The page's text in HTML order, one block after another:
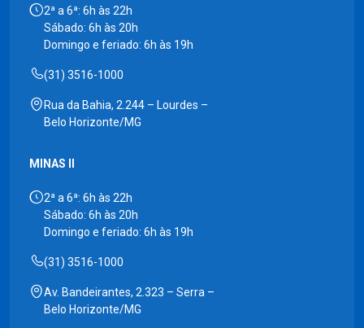
2ª a 6ª: 6h às 22h
Sábado: 6h às 20h
Domingo e feriado: 6h às 19h
(31) 3516-1000
Rua da Bahia, 2.244 – Lourdes –
Belo Horizonte/MG
MINAS II
2ª a 6ª: 6h às 22h
Sábado: 6h às 20h
Domingo e feriado: 6h às 19h
(31) 3516-1000
Av. Bandeirantes, 2.323 – Serra –
Belo Horizonte/MG